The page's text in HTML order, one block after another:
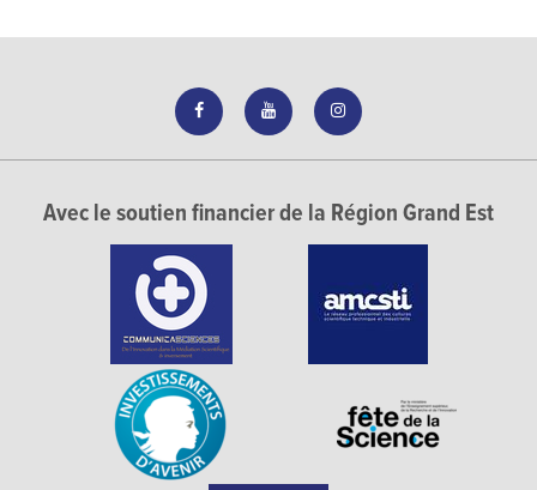
Avec le soutien financier de la Région Grand Est